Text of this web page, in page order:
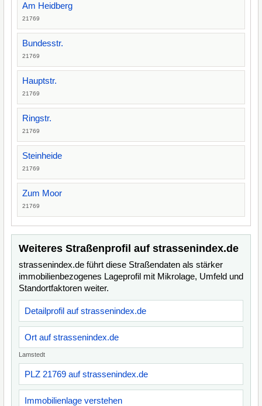
Am Heidberg
21769
Bundesstr.
21769
Hauptstr.
21769
Ringstr.
21769
Steinheide
21769
Zum Moor
21769
Weiteres Straßenprofil auf strassenindex.de
strassenindex.de führt diese Straßendaten als stärker
immobilienbezogenes Lageprofil mit Mikrolage, Umfeld und
Standortfaktoren weiter.
Detailprofil auf strassenindex.de
Ort auf strassenindex.de
Lamstedt
PLZ 21769 auf strassenindex.de
Immobilienlage verstehen